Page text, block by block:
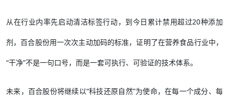
从在行业内率先启动清洁标签行动，到今日累计禁用超过20种添加
剂，百合股份用一次次主动加码的标准，证明了在营养食品行业中，
“干净”不是一句口号，而是一套可执行、可验证的技术体系。
未来，百合股份将继续以“科技还原自然”为使命，在每一个成分、每